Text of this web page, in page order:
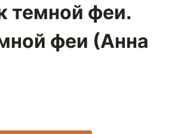
темной феи.
феи (Анна